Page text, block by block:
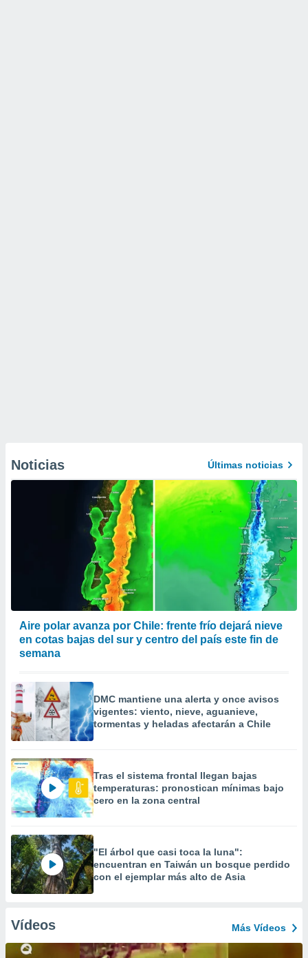
Noticias Últimas noticias
Aire polar avanza por Chile: frente frío dejará nieve
en cotas bajas del sur y centro del país este fin de
semana
DMC mantiene una alerta y once avisos
vigentes: viento, nieve, aguanieve,
tormentas y heladas afectarán a Chile
Tras el sistema frontal llegan bajas
temperaturas: pronostican mínimas bajo
cero en la zona central
"El árbol que casi toca la luna":
encuentran en Taiwán un bosque perdido
con el ejemplar más alto de Asia
Vídeos Más Vídeos